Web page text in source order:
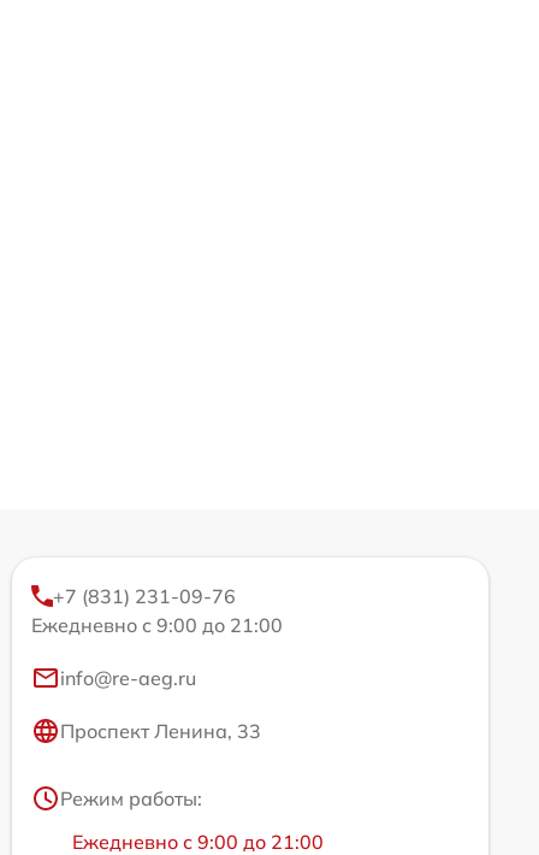
+7 (831) 231-09-76
Ежедневно с 9:00 до 21:00
info@re-aeg.ru
Проспект Ленина, 33
Режим работы:
Ежедневно с 9:00 до 21:00